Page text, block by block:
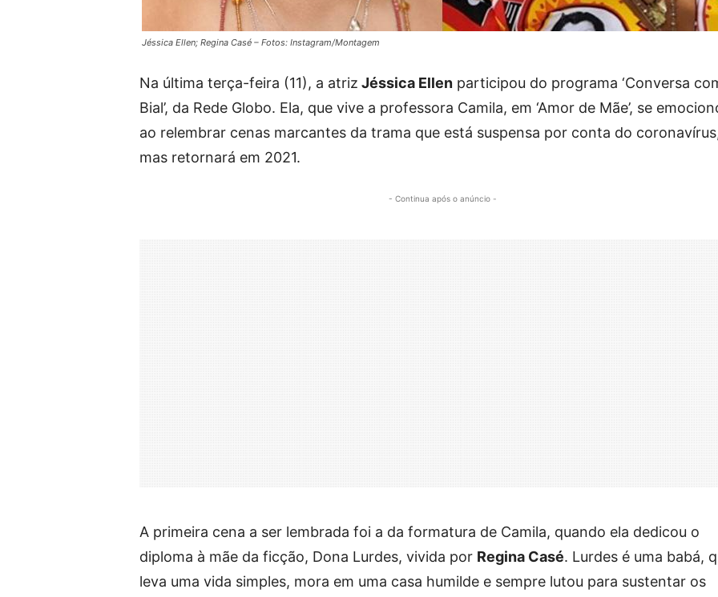
Jéssica Ellen; Regina Casé – Fotos: Instagram/Montagem
Na última terça-feira (11), a atriz Jéssica Ellen participou do programa ‘Conversa
Bial’, da Rede Globo. Ela, que vive a professora Camila, em ‘Amor de Mãe’, se
ao relembrar cenas marcantes da trama que está suspensa por conta do
mas retornará em 2021.
- Continua após o anúncio -
A primeira cena a ser lembrada foi a da formatura de Camila, quando ela dedicou o
diploma à mãe da ficção, Dona Lurdes, vivida por Regina Casé. Lurdes é uma babá,
leva uma vida simples, mora em uma casa humilde e sempre lutou para sustentar os